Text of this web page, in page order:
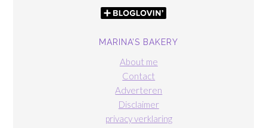
MARINA’S BAKERY
About me
Contact
Adverteren
Disclaimer
privacy verklaring